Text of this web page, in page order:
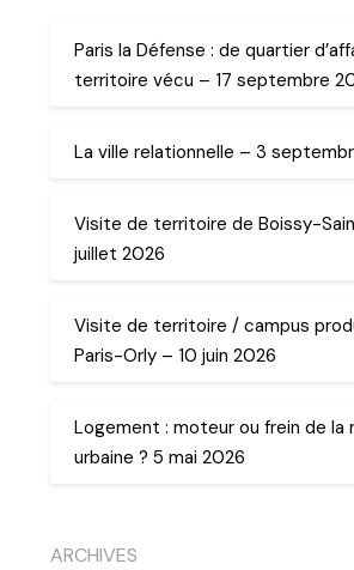
Paris la Défense : de quartier
territoire vécu – 17 septembre
La ville relationnelle – 3
Visite de territoire de Boissy-
juillet 2026
Visite de territoire / campus
Paris-Orly – 10 juin 2026
Logement : moteur ou frein de la
urbaine ? 5 mai 2026
ARCHIVES